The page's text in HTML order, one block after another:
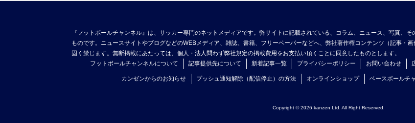
『フットボールチャンネル』は、サッカー専門のネットメディアです。弊サイトに記載されている、コラム、ニュース、写真、
ものです。ニュースサイトやブログなどのWEBメディア、雑誌、書籍、フリーペーパーなどへ、弊社著作権コンテンツ（記事・
固く禁じます。無断掲載にあたっては、個人・法人問わず弊社規定の掲載費用をお支払い頂くことに同意したものとします。
フットボールチャンネルについて
記事提供先について 新着記事一覧 プライバシーポリシー お問い合わせ
カンゼンからのお知らせ プッシュ通知解除（配信停止）の方法 オンラインショップ ベースボールチ
Copyright © 2026 kanzen Ltd. All Right Reserved.